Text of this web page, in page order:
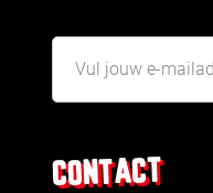
CONTACT